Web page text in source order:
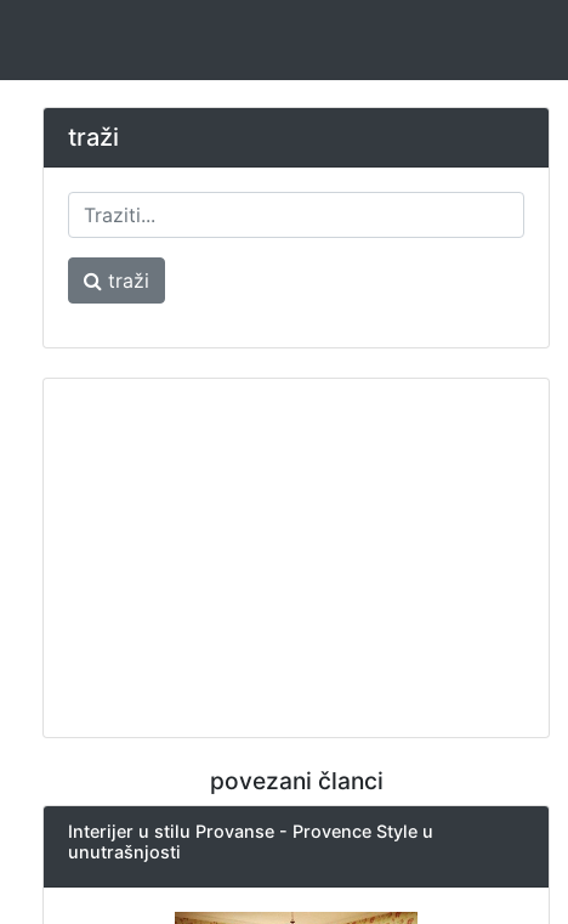
traži
traži
povezani članci
Interijer u stilu Provanse - Provence Style u
unutrašnjosti